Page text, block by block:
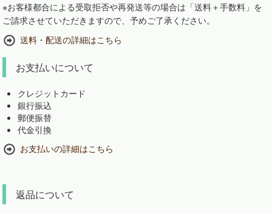
※お客様都合による受取拒否や再発送等の場合は「送料＋手数料」を
ご請求させていただきますので、予めご了承ください。
送料・配送の詳細はこちら
お支払いについて
クレジットカード
銀行振込
郵便振替
代金引換
お支払いの詳細はこちら
返品について